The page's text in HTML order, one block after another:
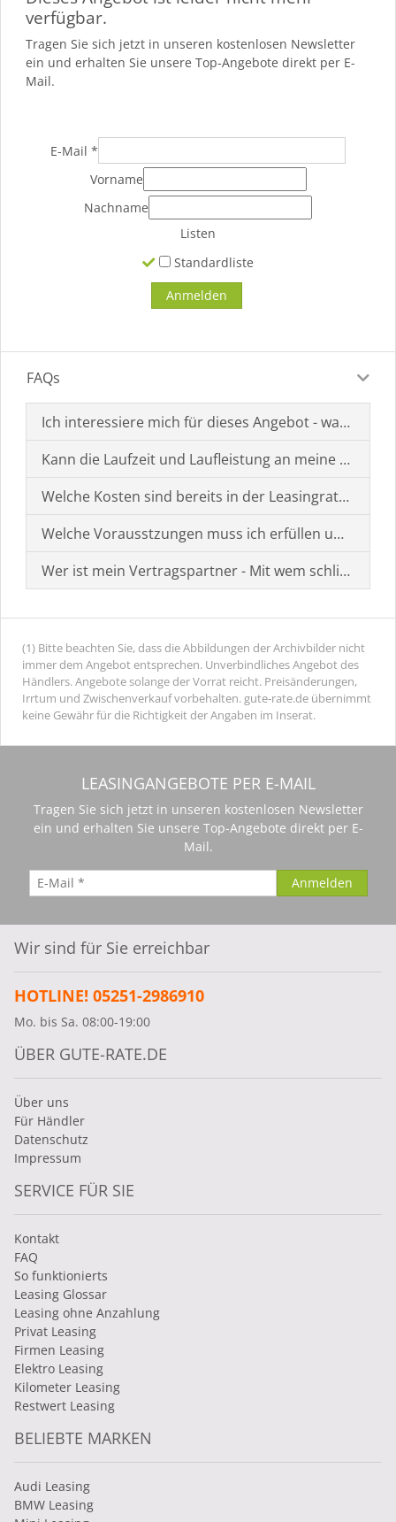
verfügbar.
Tragen Sie sich jetzt in unseren kostenlosen Newsletter
ein und erhalten Sie unsere Top-Angebote direkt per E-
Mail.
E-Mail *
Vorname
Nachname
Listen
Standardliste
FAQs
Ich interessiere mich für dieses Angebot - was muss
Kann die Laufzeit und Laufleistung an meine
Welche Kosten sind bereits in der Leasingrate
Welche Vorausstzungen muss ich erfüllen um einen
Wer ist mein Vertragspartner - Mit wem schließe ich
(1) Bitte beachten Sie, dass die Abbildungen der Archivbilder nicht
immer dem Angebot entsprechen. Unverbindliches Angebot des
Händlers. Angebote solange der Vorrat reicht. Preisänderungen,
Irrtum und Zwischenverkauf vorbehalten. gute-rate.de übernimmt
keine Gewähr für die Richtigkeit der Angaben im Inserat.
LEASINGANGEBOTE PER E-MAIL
Tragen Sie sich jetzt in unseren kostenlosen Newsletter
ein und erhalten Sie unsere Top-Angebote direkt per E-
Mail.
Wir sind für Sie erreichbar
HOTLINE! 05251-2986910
Mo. bis Sa. 08:00-19:00
ÜBER GUTE-RATE.DE
Über uns
Für Händler
Datenschutz
Impressum
SERVICE FÜR SIE
Kontakt
FAQ
So funktionierts
Leasing Glossar
Leasing ohne Anzahlung
Privat Leasing
Firmen Leasing
Elektro Leasing
Kilometer Leasing
Restwert Leasing
BELIEBTE MARKEN
Audi Leasing
BMW Leasing